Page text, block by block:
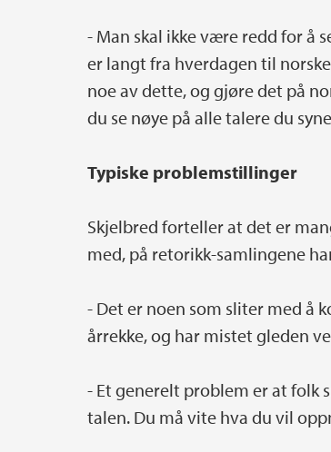
- Man skal ikke være redd for å
er langt fra hverdagen til
noe av dette, og gjøre det på
du se nøye på alle talere du
Typiske problemstillinger
Skjelbred forteller at det er
med, på retorikk-samlingene
­- Det er noen som sliter med å
årrekke, og har mistet gleden
­- Et generelt problem er at folk
talen. Du må vite hva du vil